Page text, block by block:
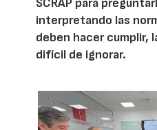
SCRAP para
interpretando las
deben hacer cumplir,
difícil de ignorar.